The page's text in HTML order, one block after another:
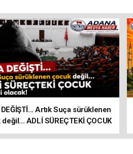
Artık Suça sürüklenen
ADLİ SÜREÇTEKİ ÇOCUK
olacak